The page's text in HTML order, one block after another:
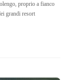
proprio a fianco
grandi resort